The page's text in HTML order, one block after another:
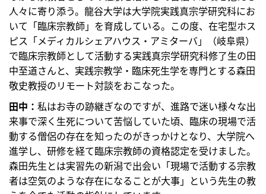
人々に寄り添う。龍谷大学は大学院実践真宗学研究科にお
いて「臨床宗教師」を育成している。この度、在宅型ホス
ピス「メディカルシェアハウス・アミターバ」（岐阜県）
で臨床宗教師として活動する実践真宗学研究科修了生の田
中至道さんと、実践宗教学・臨床死生学を専門とする森田
敬史教授のリモート対談をおこなった。
田中： 私はお寺の跡継ぎなのですが、進路で迷い様々な出
来事で深く生死について苦悩していた頃、臨床の現場で活
動する僧侶の存在を知ったのがきっかけとなり、大学院へ
進学し、研修を経て臨床宗教師の資格認定を受けました。
森田先生とは実習先の新潟で出会い「現場で活動する宗教
者は空気のような存在になることが大事」という先生の教